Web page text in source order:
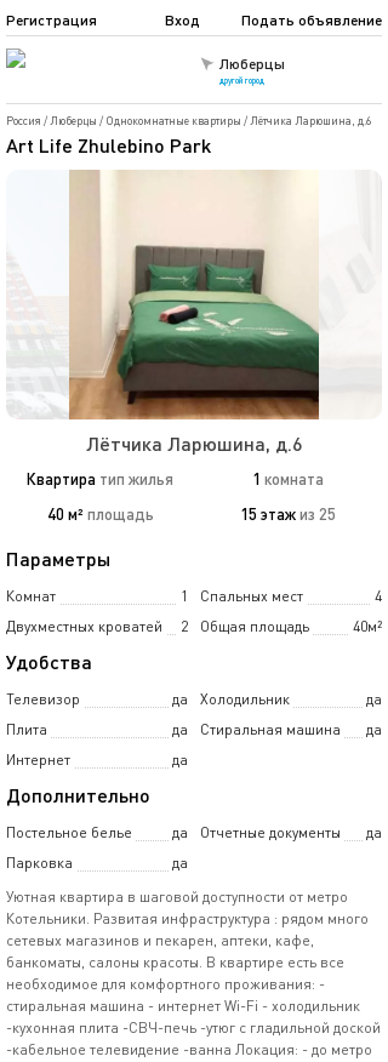
Люберцы
другой город
Подать объявление
Регистрация Вход
Россия / Люберцы / Однокомнатные квартиры / Лётчика Ларюшина, д.6
Art Life Zhulebino Park
Лётчика Ларюшина, д.6
Квартира тип жилья 1 комната
40 м² площадь 15 этажиз 25
Параметры
Комнат 1 Спальных мест
4
Двухместных кроватей
2 Общая площадь 40м²
Удобства
Телевизор да Холодильник
да
Плита
да Стиральная машина
да
Интернет
да
Дополнительно
Постельное белье да Отчетные документы
да
Парковка
да
Уютная квартира в шаговой доступности от метро
Котельники. Развитая инфраструктура : рядом много
сетевых магазинов и пекарен, аптеки, кафе,
банкоматы, салоны красоты. В квартире есть все
необходимое для комфортного проживания: -
стиральная машина - интернет Wi-Fi - холодильник
-кухонная плита -СВЧ-печь -утюг с гладильной доской
-кабельное телевидение -ванна Локация: - до метро